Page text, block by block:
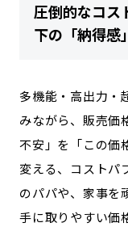
圧倒的なコス
下の「納得感」
多機能・高出力・
みながら、販売価
不安」を「この価
変える、コストパ
のパパや、家事を
手に取りやすい価